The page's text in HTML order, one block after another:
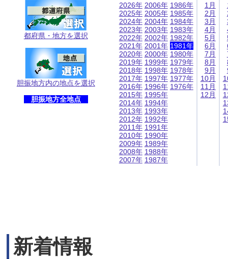
都府県・地方を選択
胆振地方内の地点を選択
胆振地方全地点
2026年
2025年
2024年
2023年
2022年
2021年
2020年
2019年
2018年
2017年
2016年
2015年
2014年
2013年
2012年
2011年
2010年
2009年
2008年
2007年
2006年
2005年
2004年
2003年
2002年
2001年
2000年
1999年
1998年
1997年
1996年
1995年
1994年
1993年
1992年
1991年
1990年
1989年
1988年
1987年
1986年
1985年
1984年
1983年
1982年
1981年
1980年
1979年
1978年
1977年
1976年
1月
2月
3月
4月
5月
6月
7月
8月
9月
10月
11月
12月
新着情報